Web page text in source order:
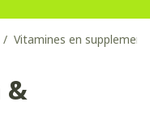
/ Vitamines en
&